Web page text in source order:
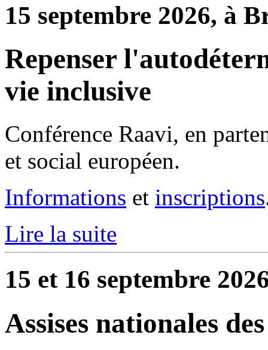
15 septembre 2026, à
Repenser
vie inclusive
Conférence Raavi, en
et social européen.
Informations et inscriptions
Lire la suite
15 et 16 septembre
Assises nationales